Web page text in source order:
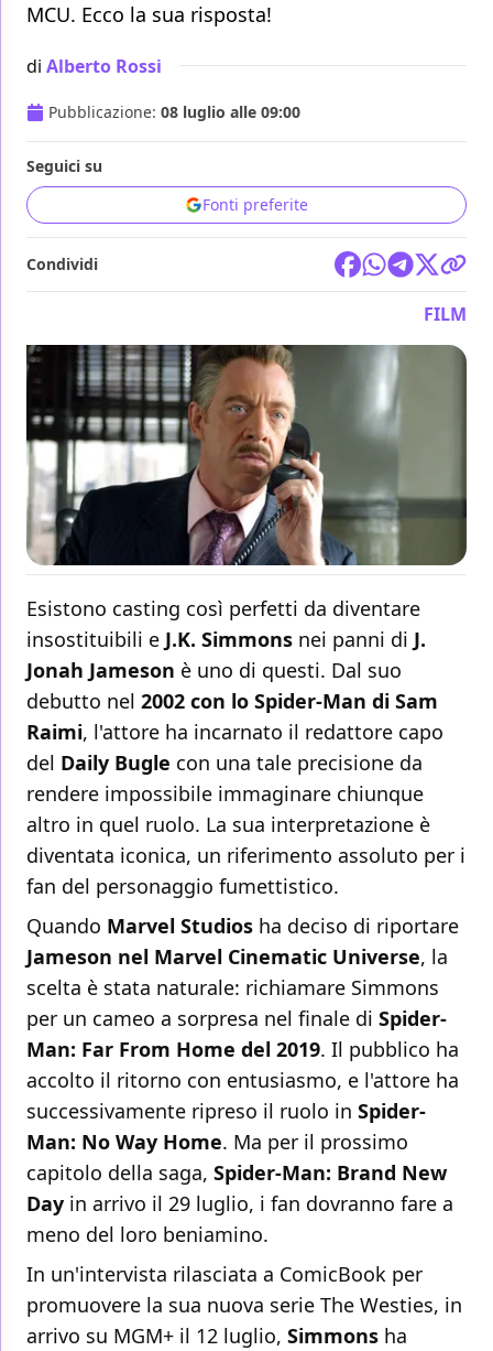
MCU. Ecco la sua risposta!
di Alberto Rossi
Pubblicazione: 08 luglio alle 09:00
Seguici su
Fonti preferite
Condividi
FILM
Esistono casting così perfetti da diventare
insostituibili e J.K. Simmons nei panni di J.
Jonah Jameson è uno di questi. Dal suo
debutto nel 2002 con lo Spider-Man di Sam
Raimi, l'attore ha incarnato il redattore capo
del Daily Bugle con una tale precisione da
rendere impossibile immaginare chiunque
altro in quel ruolo. La sua interpretazione è
diventata iconica, un riferimento assoluto per i
fan del personaggio fumettistico.
Quando Marvel Studios ha deciso di riportare
Jameson nel Marvel Cinematic Universe, la
scelta è stata naturale: richiamare Simmons
per un cameo a sorpresa nel finale di Spider-
Man: Far From Home del 2019. Il pubblico ha
accolto il ritorno con entusiasmo, e l'attore ha
successivamente ripreso il ruolo in Spider-
Man: No Way Home. Ma per il prossimo
capitolo della saga, Spider-Man: Brand New
Day in arrivo il 29 luglio, i fan dovranno fare a
meno del loro beniamino.
In un'intervista rilasciata a ComicBook per
promuovere la sua nuova serie The Westies, in
arrivo su MGM+ il 12 luglio, Simmons ha